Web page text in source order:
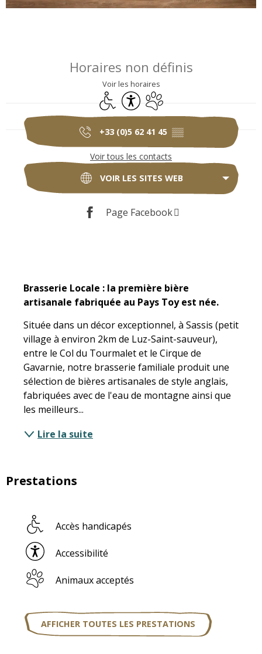
Horaires non définis
Voir les horaires
Accès handicapés
AccessibilitéAnimaux acceptés
+33 (0)5 62 41 45 ▒▒
Voir tous les contacts
VOIR LES SITES WEB
Page Facebook
Brasserie Locale : la première bière
artisanale fabriquée au Pays Toy est née.
Située dans un décor exceptionnel, à Sassis (petit
village à environ 2km de Luz-Saint-sauveur),
entre le Col du Tourmalet et le Cirque de
Gavarnie, notre brasserie familiale produit une
sélection de bières artisanales de style anglais,
fabriquées avec de l'eau de montagne ainsi que
les meilleurs...
Lire la suite
Prestations
Accès handicapés
Accessibilité
Animaux acceptés
AFFICHER TOUTES LES PRESTATIONS